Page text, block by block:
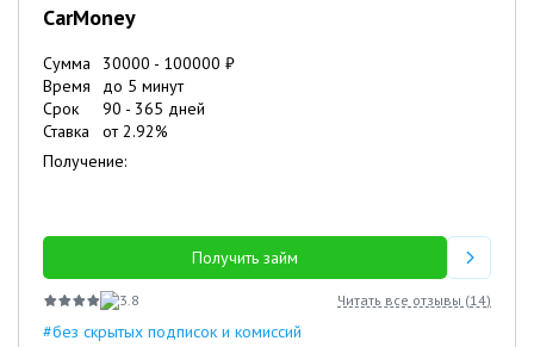
CarMoney
Сумма 30000 - 100000 ₽
Время
до 5 минут
Срок
90 - 365 дней
Ставка
от2.92%
Получение:
Получить займ
3.8 Читать все отзывы (14)
#без скрытых подписок и комиссий